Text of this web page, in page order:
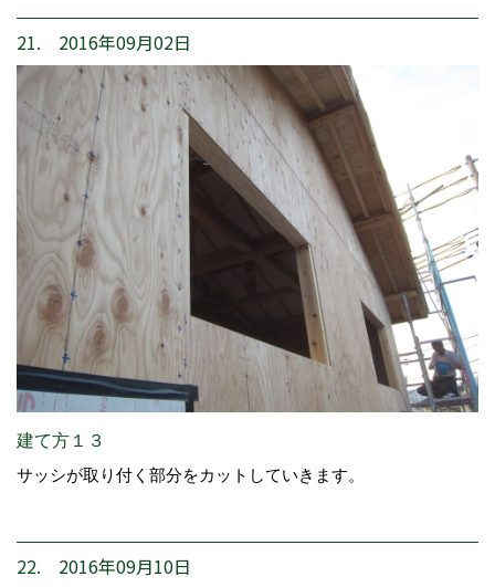
21. 2016年09月02日
建て方１３
サッシが取り付く部分をカットしていきます。
22. 2016年09月10日